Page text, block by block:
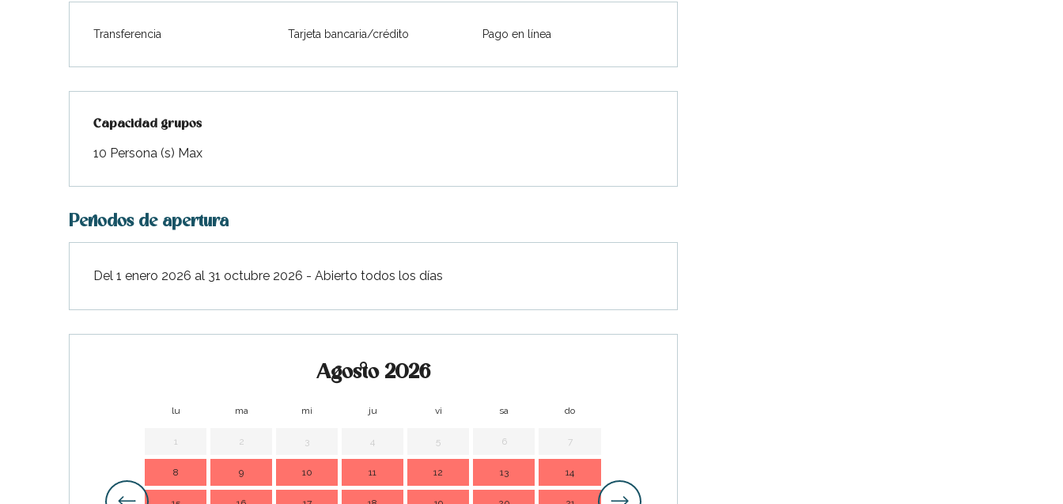
Transferencia Tarjeta bancaria/crédito Pago en línea
Capacidad grupos
Capacidad grupos
10 Persona (s) Max
Periodos de apertura
Del 1 enero 2026 al 31 octubre 2026 - Abierto todos los días
Agosto 2026
lu ma mi ju vi sa do
1 2 3 4 5 6 7
8 9 10 11 12 13 14